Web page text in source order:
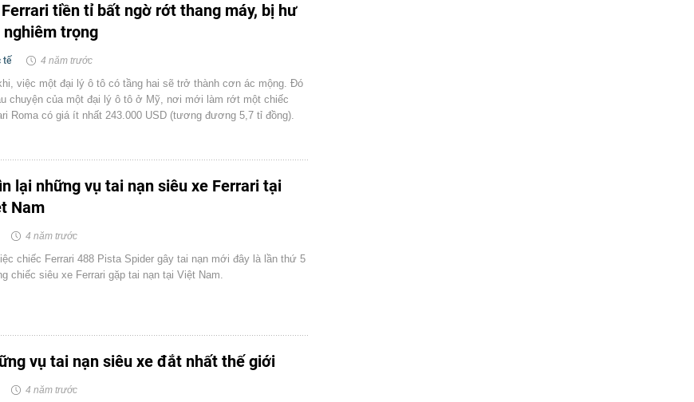
tiền tỉ bất ngờ rớt thang máy, bị hư
nghiêm trọng
tế 4 năm trước
việc một đại lý ô tô có tầng hai sẽ trở thành cơn ác mộng. Đó
chuyện của một đại lý ô tô ở Mỹ, nơi mới làm rớt một chiếc
Roma có giá ít nhất 243.000 USD (tương đương 5,7 tỉ đồng).
lại những vụ tai nạn siêu xe Ferrari tại
Nam
4 năm trước
chiếc Ferrari 488 Pista Spider gây tai nạn mới đây là lần thứ 5
chiếc siêu xe Ferrari gặp tai nạn tại Việt Nam.
vụ tai nạn siêu xe đắt nhất thế giới
4 năm trước